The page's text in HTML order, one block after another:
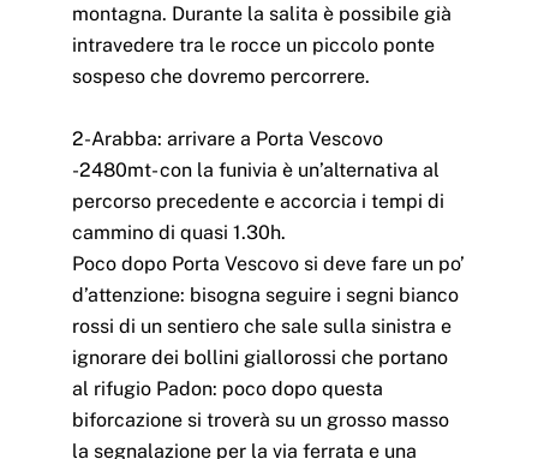
montagna. Durante la salita è possibile già
intravedere tra le rocce un piccolo ponte
sospeso che dovremo percorrere.
2-Arabba: arrivare a Porta Vescovo
-2480mt- con la funivia è un’alternativa al
percorso precedente e accorcia i tempi di
cammino di quasi 1.30h.
Poco dopo Porta Vescovo si deve fare un po’
d’attenzione: bisogna seguire i segni bianco
rossi di un sentiero che sale sulla sinistra e
ignorare dei bollini giallorossi che portano
al rifugio Padon: poco dopo questa
biforcazione si troverà su un grosso masso
la segnalazione per la via ferrata e una